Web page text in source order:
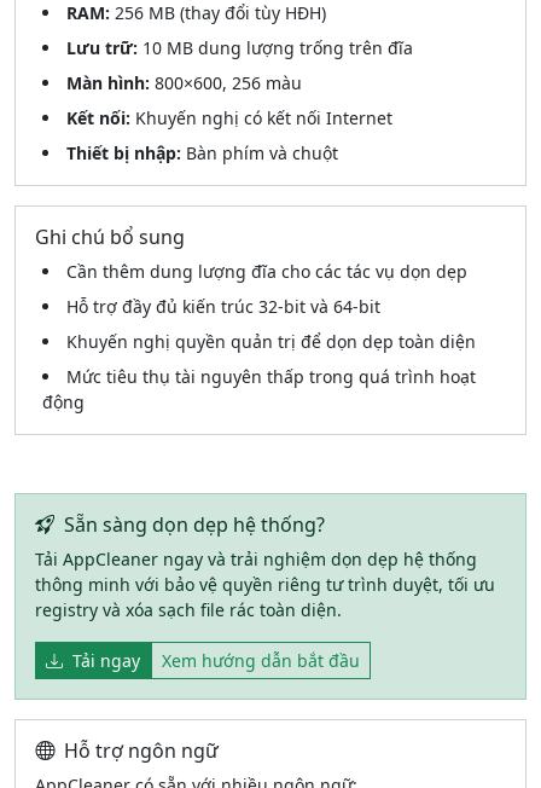
RAM: 256 MB (thay đổi tùy HĐH)
Lưu trữ: 10 MB dung lượng trống trên đĩa
Màn hình: 800×600, 256 màu
Kết nối: Khuyến nghị có kết nối Internet
Thiết bị nhập: Bàn phím và chuột
Ghi chú bổ sung
Cần thêm dung lượng đĩa cho các tác vụ dọn dẹp
Hỗ trợ đầy đủ kiến trúc 32-bit và 64-bit
Khuyến nghị quyền quản trị để dọn dẹp toàn diện
Mức tiêu thụ tài nguyên thấp trong quá trình hoạt
động
Sẵn sàng dọn dẹp hệ thống?
Tải AppCleaner ngay và trải nghiệm dọn dẹp hệ thống
thông minh với bảo vệ quyền riêng tư trình duyệt, tối ưu
registry và xóa sạch file rác toàn diện.
Tải ngay Xem hướng dẫn bắt đầu
Hỗ trợ ngôn ngữ